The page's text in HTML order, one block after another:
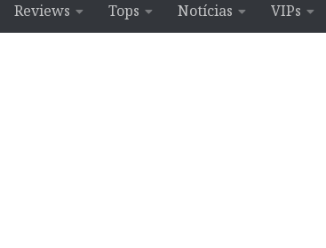
Reviews Tops Notícias VIPs